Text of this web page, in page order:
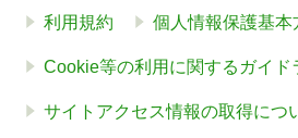
利用規約 個人情報保護基本
Cookie等の利用に関するガイド
サイトアクセス情報の取得につ